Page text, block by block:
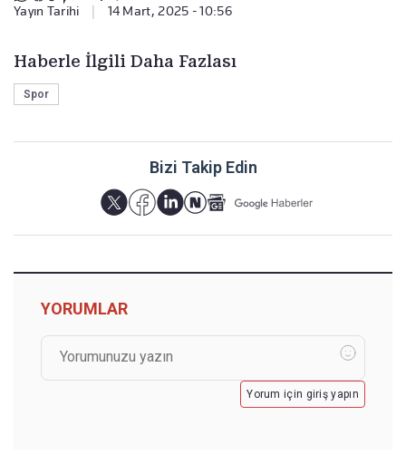
Yayın Tarihi 14 Mart, 2025 - 10:56
Haberle İlgili Daha Fazlası
Spor
Bizi Takip Edin
YORUMLAR
Yorum için giriş yapın